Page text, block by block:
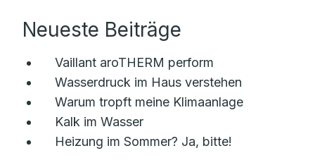
Neueste Beiträge
Vaillant aroTHERM perform
Wasserdruck im Haus verstehen
Warum tropft meine Klimaanlage
Kalk im Wasser
Heizung im Sommer? Ja, bitte!